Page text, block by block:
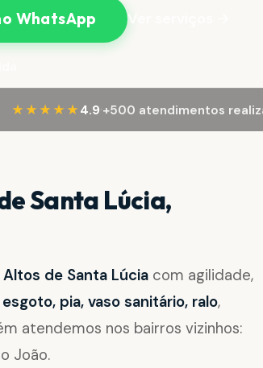
WhatsApp Ver serviços →
★★★★★ 4.9·+500 atendimentos
Santa Lúcia,
Altos de Santa Lúcia com agilidade,
pia, vaso sanitário, ralo,
atendemos nos bairros vizinhos:
João.